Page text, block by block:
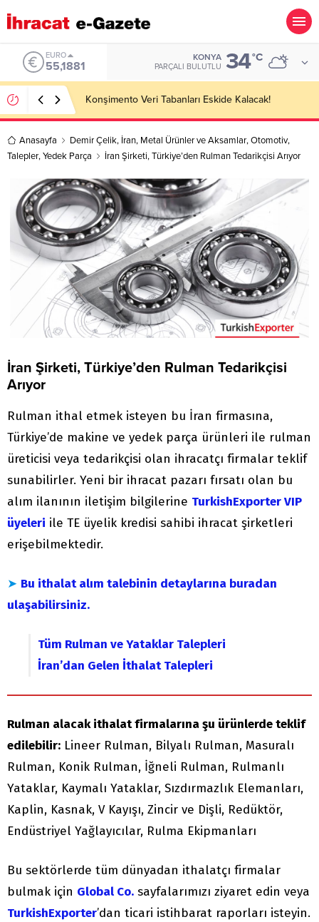
ALTIN
6.660,55
KONYA
PARÇALI BULUTLU 34°C
Hotel Towel Importer Companies Lists
Anasayfa Demir Çelik, İran, Metal Ürünler ve Aksamlar,Otomotiv,
Talepler,Yedek Parça İran Şirketi, Türkiye’den Rulman Tedarikçisi Arıyor
İran Şirketi, Türkiye’den Rulman Tedarikçisi
Arıyor
Rulman ithal etmek isteyen bu İran firmasına,
Türkiye’de makine ve yedek parça ürünleri ile rulman
üreticisi veya tedarikçisi olan ihracatçı firmalar teklif
sunabilirler. Yeni bir ihracat pazarı fırsatı olan bu
alım ilanının iletişim bilgilerine TurkishExporter VIP
üyeleri ile TE üyelik kredisi sahibi ihracat şirketleri
erişebilmektedir.
➤ Bu ithalat alım talebinin detaylarına buradan
ulaşabilirsiniz.
Tüm Rulman ve Yataklar Talepleri
İran’dan Gelen İthalat Talepleri
Rulman alacak ithalat firmalarına şu ürünlerde teklif
edilebilir: Lineer Rulman, Bilyalı Rulman, Masuralı
Rulman, Konik Rulman, İğneli Rulman, Rulmanlı
Yataklar, Kaymalı Yataklar, Sızdırmazlık Elemanları,
Kaplin, Kasnak, V Kayışı, Zincir ve Dişli, Redüktör,
Endüstriyel Yağlayıcılar, Rulma Ekipmanları
Bu sektörlerde tüm dünyadan ithalatçı firmalar
bulmak için Global Co. sayfalarımızı ziyaret edin veya
TurkishExporter’dan ticari istihbarat raporları isteyin.